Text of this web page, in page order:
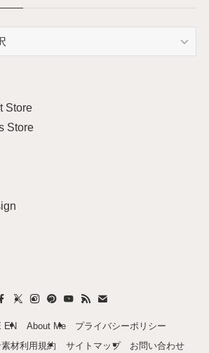
Store
Store
EN About Me
プライバシーポリシー
材利用規約
サイトマップ お問い合わせ